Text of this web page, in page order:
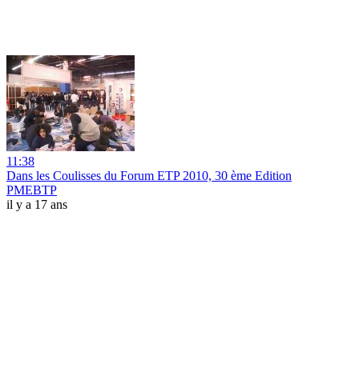
11:38
Dans les Coulisses du Forum ETP 2010, 30 ème Edition
PMEBTP
il y a 17 ans